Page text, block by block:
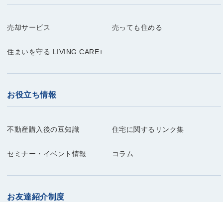
売却サービス 売っても住める
住まいを守る LIVING CARE+
お役立ち情報
不動産購入後の豆知識 住宅に関するリンク集
セミナー・イベント情報 コラム
お友達紹介制度